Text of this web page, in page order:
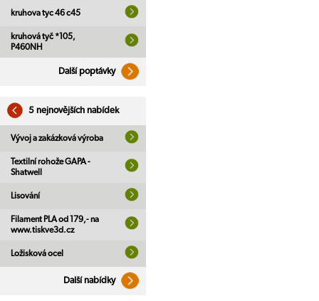
kruhova tyc 46 c45
kruhová tyč *105,
P460NH
Další poptávky
5 nejnovějších nabídek
Vývoj a zakázková výroba
Textilní rohože GAPA -
Shatwell
Lisování
Filament PLA od 179,- na
www.tiskve3d.cz
Ložisková ocel
Další nabídky